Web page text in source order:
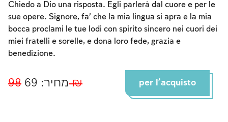
Chiedo a Dio una risposta. Egli parlerà dal cuore e per le
sue opere. Signore, fa’ che la mia lingua si apra e la mia
bocca proclami le tue lodi con spirito sincero nei cuori dei
miei fratelli e sorelle, e dona loro fede, grazia e
benedizione.
per l'acquisto מחיר: 6998 ₪